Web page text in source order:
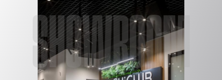
SHOWROOM